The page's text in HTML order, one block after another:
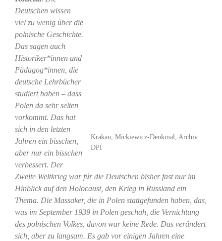
Krakau, Mickiewicz-Denkmal, Archiv:
DPI
Deutschen wissen
viel zu wenig über die
polnische Geschichte.
Das sagen auch
Historiker*innen und
Pädagog*innen, die
deutsche Lehrbücher
studiert haben – dass
Polen da sehr selten
vorkommt. Das hat
sich in den letzten
Jahren ein bisschen,
aber nur ein bisschen
verbessert. Der
Zweite Weltkrieg war für die Deutschen bisher fast nur im
Hinblick auf den Holocaust, den Krieg in Russland ein
Thema. Die Massaker, die in Polen stattgefunden haben, das,
was im September 1939 in Polen geschah, die Vernichtung
des polnischen Volkes, davon war keine Rede. Das verändert
sich, aber zu langsam. Es gab vor einigen Jahren eine